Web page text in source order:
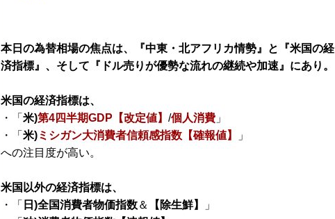
本日の為替相場の焦点は、『中東・北アフリカ情勢』と『米国の経
済指標』、そして『ドル売りが優勢な流れの継続や加速』にあり。
米国の経済指標は、
・「 米)第4四半期GDP【改定値】 /個人消費 」
・「 米)ミシガン大消費者信頼感指数【確報値】
」
への注目度が高い。
米国以外の経済指標は、
・「 日)全国消費者物価指数＆ 【除生鮮】
」